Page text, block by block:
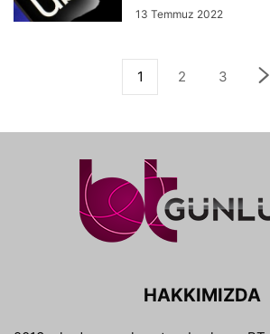
13 Temmuz 2022
1 2 3
HAKKIMIZDA